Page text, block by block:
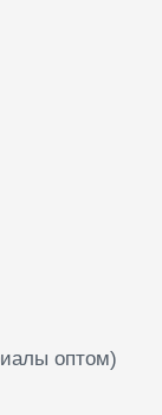
оптом)